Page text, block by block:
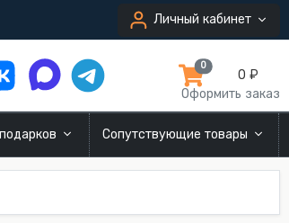
Личный кабинет
0
0 ₽
Оформить заказ
Сопутствующие товары